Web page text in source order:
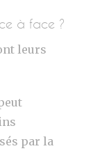
à face ?
leurs
par la